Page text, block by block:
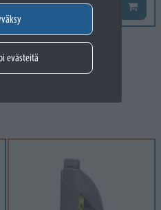
evästeitä
149,00 € 184,00 € Lisää